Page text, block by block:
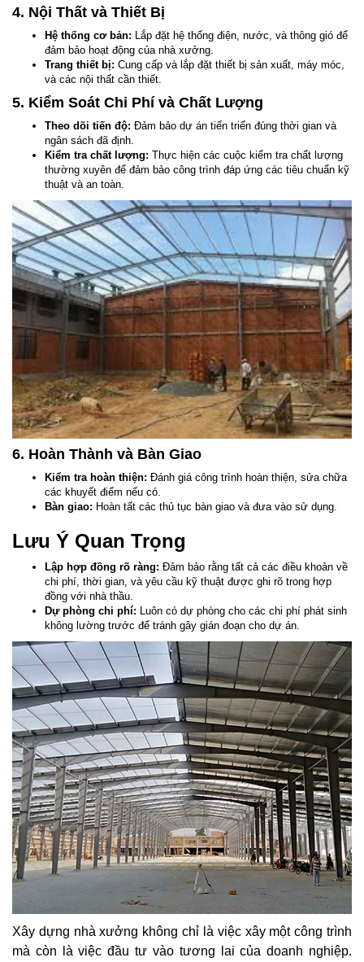
4. Nội Thất và Thiết Bị
Hệ thống cơ bản: Lắp đặt hệ thống điện, nước, và thông gió để
đảm bảo hoạt động của nhà xưởng.
Trang thiết bị: Cung cấp và lắp đặt thiết bị sản xuất, máy móc,
và các nội thất cần thiết.
5. Kiểm Soát Chi Phí và Chất Lượng
Theo dõi tiến độ: Đảm bảo dự án tiến triển đúng thời gian và
ngân sách đã định.
Kiểm tra chất lượng: Thực hiện các cuộc kiểm tra chất lượng
thường xuyên để đảm bảo công trình đáp ứng các tiêu chuẩn kỹ
thuật và an toàn.
6. Hoàn Thành và Bàn Giao
Kiểm tra hoàn thiện: Đánh giá công trình hoàn thiện, sửa chữa
các khuyết điểm nếu có.
Bàn giao: Hoàn tất các thủ tục bàn giao và đưa vào sử dụng.
Lưu Ý Quan Trọng
Lập hợp đồng rõ ràng: Đảm bảo rằng tất cả các điều khoản về
chi phí, thời gian, và yêu cầu kỹ thuật được ghi rõ trong hợp
đồng với nhà thầu.
Dự phòng chi phí: Luôn có dự phòng cho các chi phí phát sinh
không lường trước để tránh gây gián đoạn cho dự án.
Xây dựng nhà xưởng không chỉ là việc xây một công trình
mà còn là việc đầu tư vào tương lai của doanh nghiệp.